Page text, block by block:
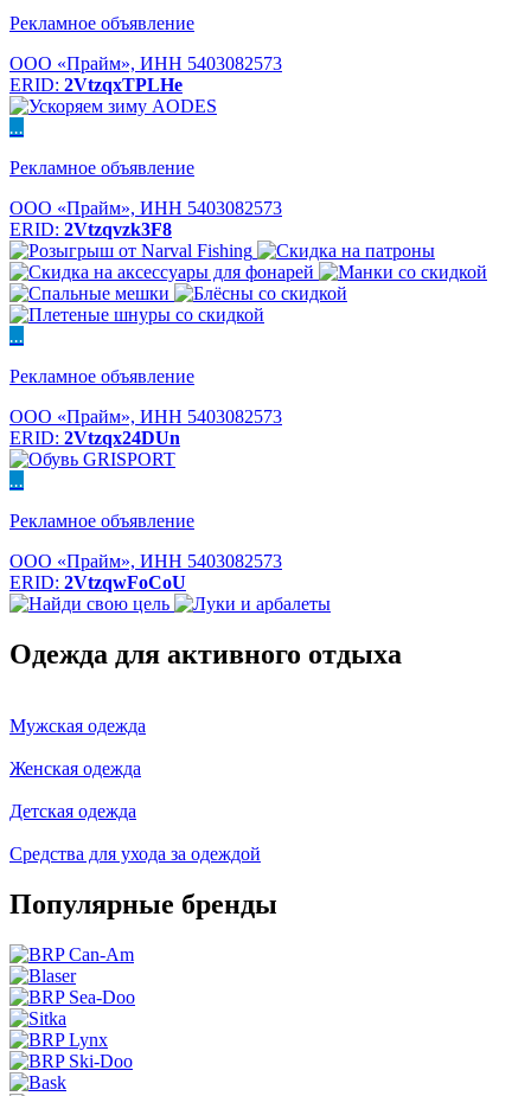
Рекламное объявление
ООО «Прайм», ИНН 5403082573
ERID: 2VtzqxTPLHe
...
Рекламное объявление
ООО «Прайм», ИНН 5403082573
ERID: 2Vtzqvzk3F8
...
Рекламное объявление
ООО «Прайм», ИНН 5403082573
ERID: 2Vtzqx24DUn
...
Рекламное объявление
ООО «Прайм», ИНН 5403082573
ERID: 2VtzqwFoCoU
Одежда для активного отдыха
Мужская одежда
Женская одежда
Детская одежда
Средства для ухода за одеждой
Популярные бренды